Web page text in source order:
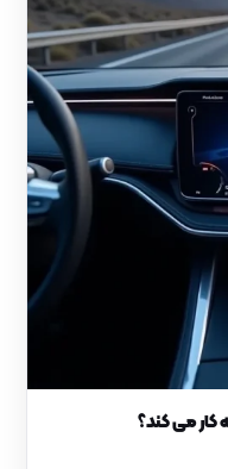
می کند؟